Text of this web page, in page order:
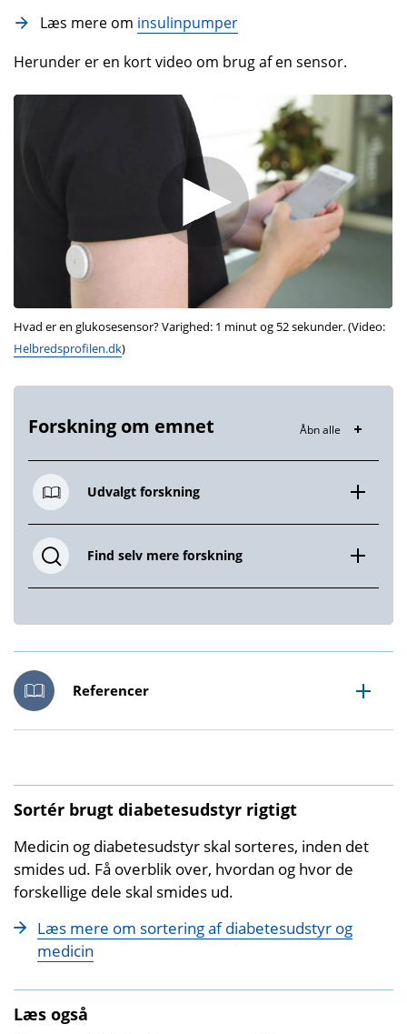
Læs mere om insulinpumper
Herunder er en kort video om brug af en sensor.
Hvad er en glukosesensor? Varighed: 1 minut og 52 sekunder. (Video:
Helbredsprofilen.dk)
Forskning om emnet Åbn alle
Udvalgt forskning
Find selv mere forskning
Referencer
Sortér brugt diabetesudstyr rigtigt
Medicin og diabetesudstyr skal sorteres, inden det
smides ud. Få overblik over, hvordan og hvor de
forskellige dele skal smides ud.
Læs mere om sortering af diabetesudstyr og
medicin
Læs også